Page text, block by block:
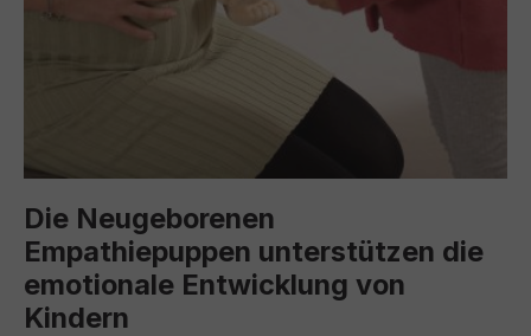
Die Neugeborenen
Empathiepuppen unterstützen die
emotionale Entwicklung von
Kindern